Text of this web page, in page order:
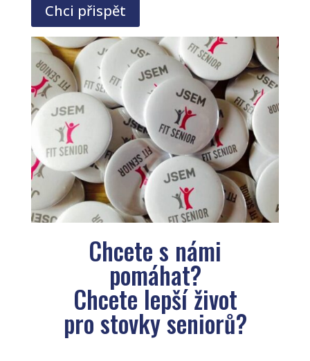
Chci přispět
Chcete s námi
pomáhat?
Chcete lepší život
pro stovky seniorů?